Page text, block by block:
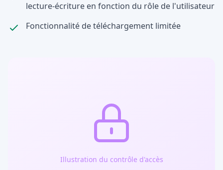
lecture-écriture en fonction du rôle de l'utilisateur
Fonctionnalité de téléchargement limitée
Illustration du contrôle d'accès